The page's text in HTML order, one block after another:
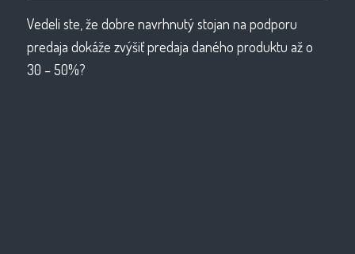
Vedeli ste, že dobre navrhnutý stojan na podporu
predaja dokáže zvýšiť predaja daného produktu až o
30 – 50%?